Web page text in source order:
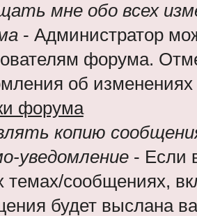
мне обо всех
- Администратор
форума.
об
форума
копию
уведомление- Если
темах/сообщениях,
будет выслана